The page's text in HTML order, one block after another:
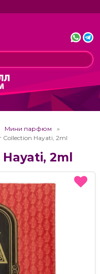
Мини парфюм
Collection Hayati, 2ml
2ml